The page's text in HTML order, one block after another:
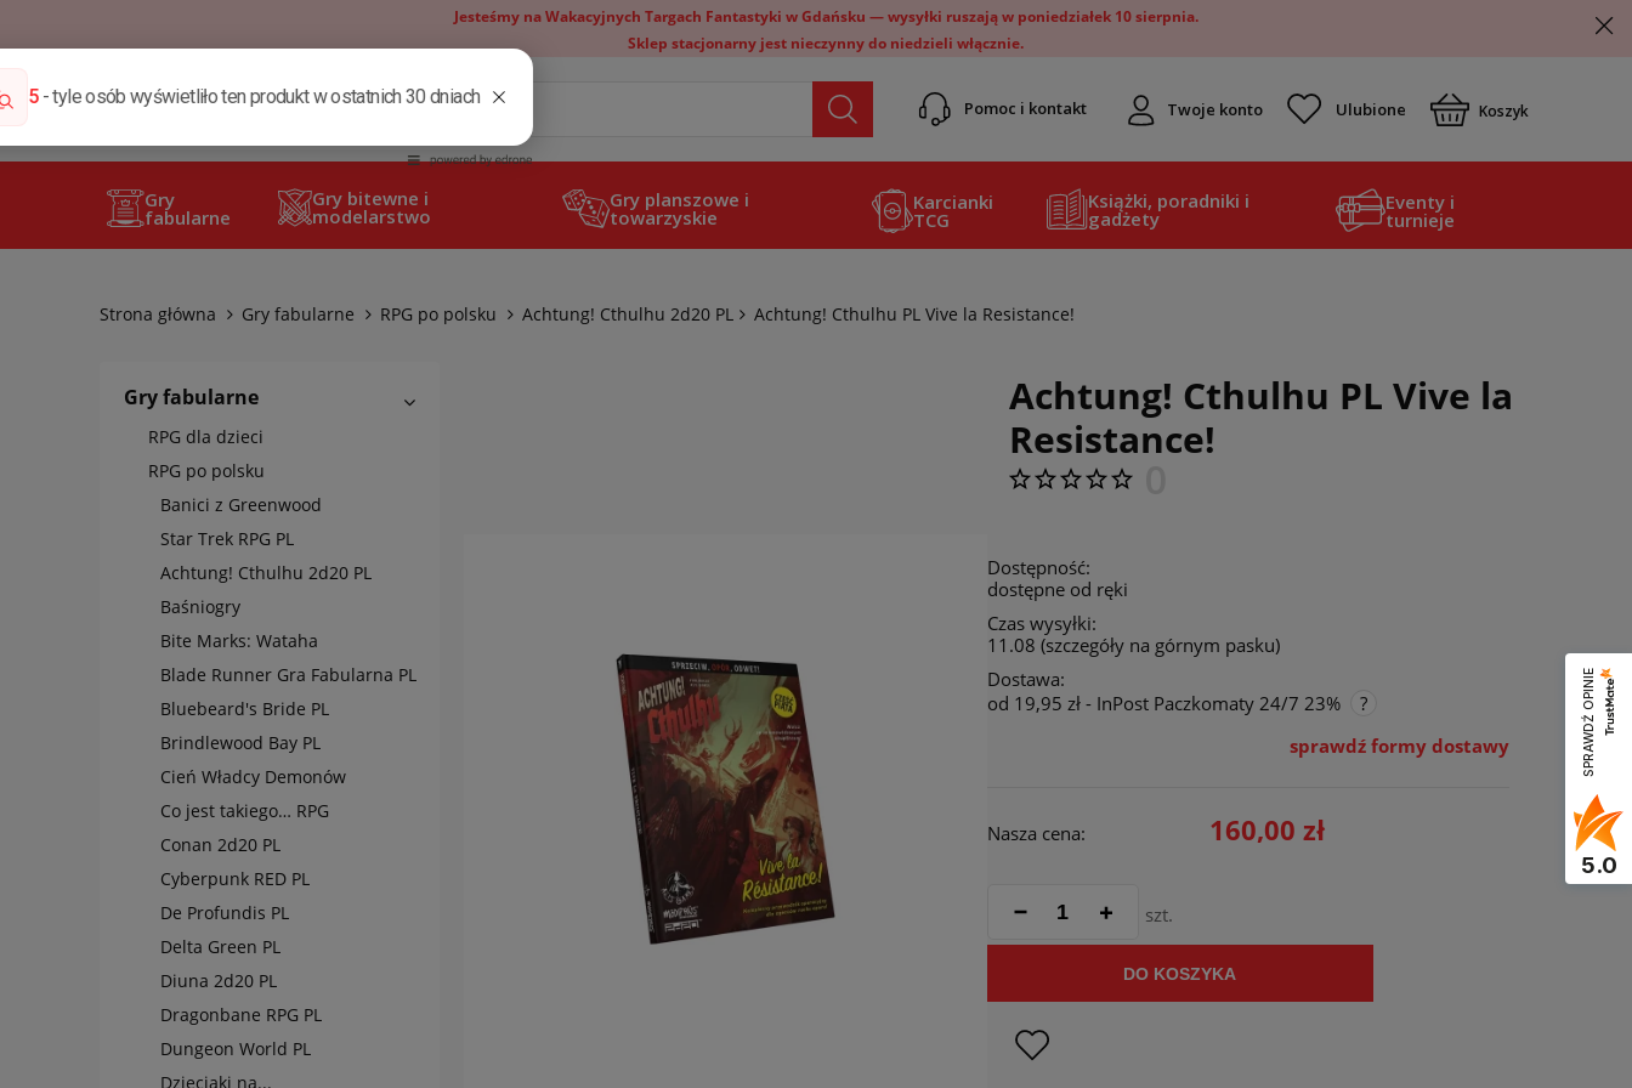
Jesteśmy na Wakacyjnych Targach Fantastyki w Gdańsku — wysyłki ruszają w poniedziałek 10 sierpnia.
Sklep stacjonarny jest nieczynny do niedzieli włącznie.
Pomoc i kontakt Twoje konto Koszyk
Gry
fabularne
Gry bitewne i
modelarstwo
Gry planszowe i
towarzyskie
Karcianki
TCG
Książki, poradniki i
gadżety
Eventy i
turnieje
Strona główna Gry fabularne RPG po polsku Achtung! Cthulhu 2d20 PL Achtung! Cthulhu PL Vive la Resistance!
Gry fabularne
RPG dla dzieci
RPG po polsku
Banici z Greenwood
Star Trek RPG PL
Achtung! Cthulhu 2d20 PL
Baśniogry
Bite Marks: Wataha
Blade Runner Gra Fabularna PL
Bluebeard's Bride PL
Brindlewood Bay PL
Cień Władcy Demonów
Co jest takiego… RPG
Conan 2d20 PL
Cyberpunk RED PL
De Profundis PL
Delta Green PL
Diuna 2d20 PL
Dragonbane RPG PL
Dungeon World PL
Dzieciaki na...
Achtung! Cthulhu PL Vive la
Resistance!
Dostępność:
dostępne od ręki
Czas wysyłki:
11.08 (szczegóły na górnym pasku)
Dostawa:
od 19,95 zł - InPost Paczkomaty 24/7 23%
Cena nie zawiera ewentualnych kosztów
sprawdź formy dostawy
Nasza cena: 160,00 zł
szt.
DO KOSZYKA
SPRAWDŹ OPINIE
5.0